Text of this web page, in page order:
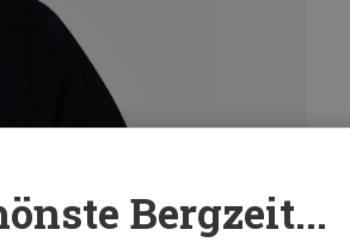
Bergzeit...